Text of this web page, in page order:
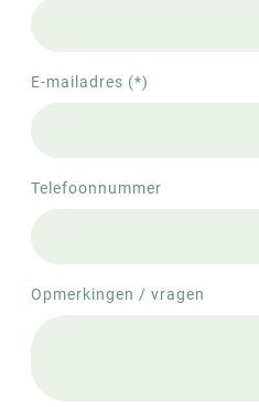
E-mailadres (*)
Telefoonnummer
Opmerkingen / vragen